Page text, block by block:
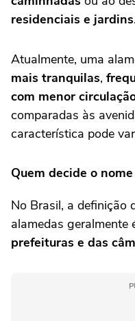
residenciais e jardins.
Atualmente, uma
mais tranquilas,
com menor
comparadas às
característica pode
Quem decide o
No Brasil, a definição
alamedas geralmente
prefeituras e das